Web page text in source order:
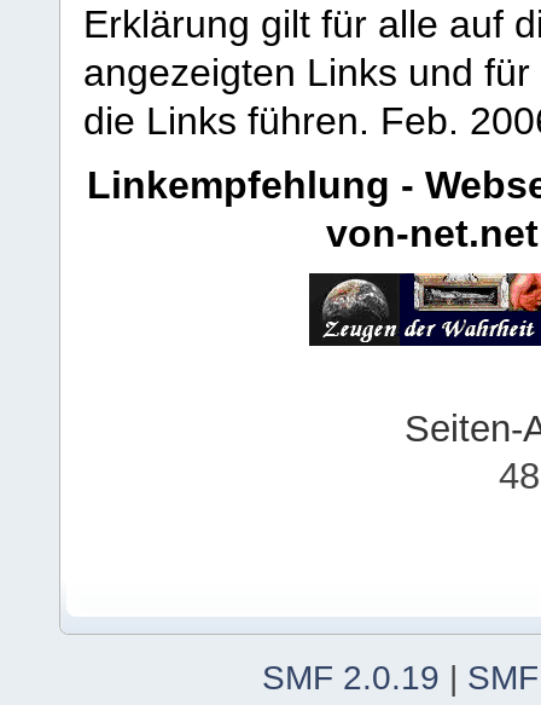
Erklärung gilt für alle auf
angezeigten Links und
die Links führen. Feb.
Linkempfehlung -
von-net.net
Seiten-
SMF 2.0.19 |